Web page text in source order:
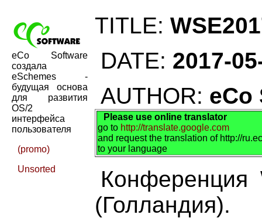
eCo Software
создала
eSchemes -
будущая основа
для развития
OS/2
интерфейса
пользователя
(promo)
Unsorted
TITLE:
DATE: 2017-
AUTHOR: eCo
Please use online translator
go to http://translate.google.com
and request the translation of http://
to your language
Конференция
(Голландия).